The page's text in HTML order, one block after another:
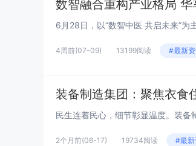
数智融合重构产业格局
4周前(07-09) 13199阅读 #最新
装备制造集团：聚焦衣食
2个月前(06-17) 19734阅读 #最